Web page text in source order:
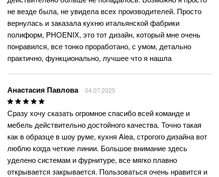
не везде была, не увидела всех производителей. Просто
вернулась и заказала кухню итальянской фабрики
полиформ, PHOENIХ, это тот дизайн, который мне очень
понравился, все тонко проработано, с умом, детально
практично, функционально, лучшее что я нашла
Анастасия Павлова 04.07.2025
Сразу хочу сказать огромное спасибо всей команде и
мебель действительно достойного качества. Точно такая
как в образце в шоу руме, кухня Alea, строгого дизайна вот
люблю когда четкие линии. Большое внимание здесь
уделено системам и фурнитуре, все мягко плавно
открывается закрывается. Пользоваться очень нравится и